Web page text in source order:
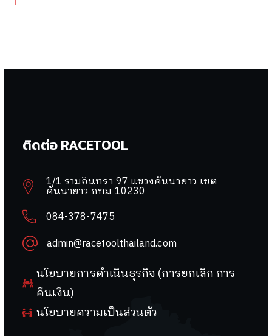
ติดต่อ RACETOOL
1/1 รามอินทรา 97 แขวงคันนายาว เขต
คันนายาว กทม 10230
084-378-7475
admin@racetoolthailand.com
นโยบายการดำเนินธุรกิจ (การยกเลิก การ
คืนเงิน)
นโยบายความเป็นส่วนตัว